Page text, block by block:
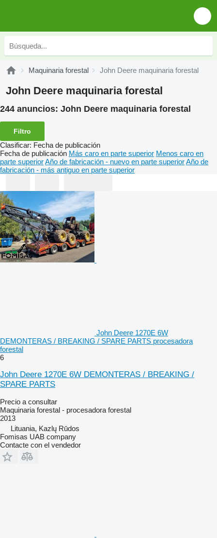
Maquinaria forestal John Deere maquinaria forestal
John Deere maquinaria forestal
244 anuncios: John Deere maquinaria forestal
Filtro
Clasificar: Fecha de publicación
Fecha de publicación Más caro en parte superior Menos caro en
parte superiorAño de fabricación - nuevo en parte superiorAño de
fabricación - más antiguo en parte superior
John Deere 1270E 6W
DEMONTERAS / BREAKING / SPARE PARTS procesadora
forestal
6
John Deere 1270E 6W DEMONTERAS / BREAKING /
SPARE PARTS
Precio a consultar
Maquinaria forestal - procesadora forestal
2013
Lituania, Kazlų Rūdos
Fomisas UAB company
Contacte con el vendedor